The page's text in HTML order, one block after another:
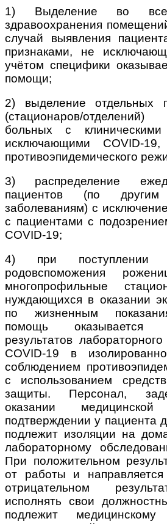
1) Выделение во всех
здравоохранения
случай выявления
признаками, не
учётом специфики
помощи;
2) выделение отдельных
(стационаров/
больных с
исключающими COVID-
противоэпидемического
3) распределение
пациентов (по другим
заболеваниям) с
с пациентами с
COVID-19;
4) при поступлении
родовспоможения
многопрофильные
нуждающихся в оказании
по жизненным
помощь оказывается
результатов
COVID-19 в
соблюдением
с использованием
защиты. Персонал,
оказании
подтверждении у пациента
подлежит изоляции на
лабораторному
При положительном
от работы и
отрицательном
исполнять свои
подлежит